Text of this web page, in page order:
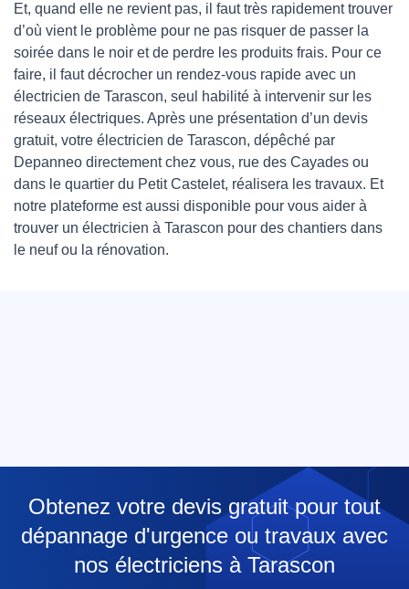
Et, quand elle ne revient pas, il faut très rapidement trouver
d’où vient le problème pour ne pas risquer de passer la
soirée dans le noir et de perdre les produits frais. Pour ce
faire, il faut décrocher un rendez-vous rapide avec un
électricien de Tarascon, seul habilité à intervenir sur les
réseaux électriques. Après une présentation d’un devis
gratuit, votre électricien de Tarascon, dépêché par
Depanneo directement chez vous, rue des Cayades ou
dans le quartier du Petit Castelet, réalisera les travaux. Et
notre plateforme est aussi disponible pour vous aider à
trouver un électricien à Tarascon pour des chantiers dans
le neuf ou la rénovation.
Obtenez votre devis gratuit pour tout
dépannage d'urgence ou travaux avec
nos électriciens à Tarascon